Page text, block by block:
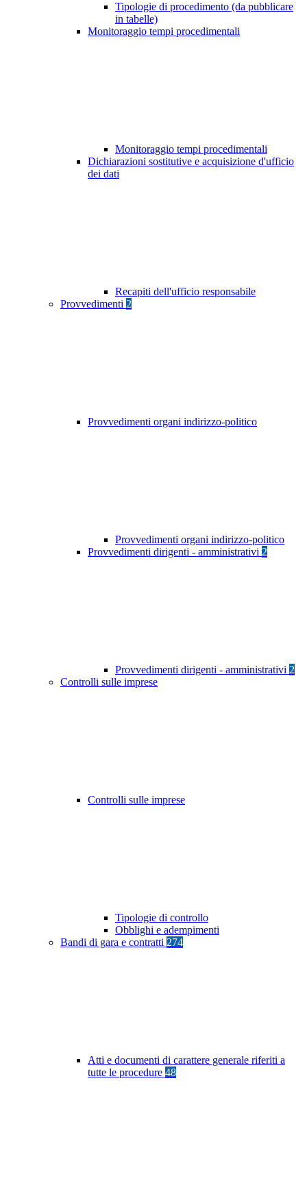
Tipologie di procedimento (da pubblicare
in tabelle)
Monitoraggio tempi procedimentali
Monitoraggio tempi procedimentali
Dichiarazioni sostitutive e acquisizione d'ufficio
dei dati
Recapiti dell'ufficio responsabile
Provvedimenti 2
Provvedimenti organi indirizzo-politico
Provvedimenti organi indirizzo-politico
Provvedimenti dirigenti - amministrativi 2
Provvedimenti dirigenti - amministrativi 2
Controlli sulle imprese
Controlli sulle imprese
Tipologie di controllo
Obblighi e adempimenti
Bandi di gara e contratti 274
Atti e documenti di carattere generale riferiti a
tutte le procedure 48